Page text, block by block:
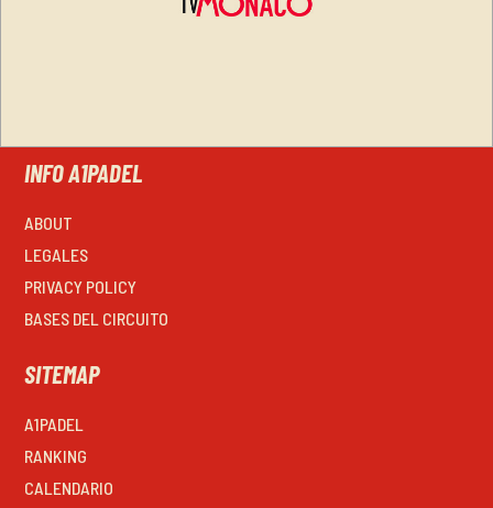
INFO A1PADEL
ABOUT
LEGALES
PRIVACY POLICY
BASES DEL CIRCUITO
SITEMAP
A1PADEL
RANKING
CALENDARIO